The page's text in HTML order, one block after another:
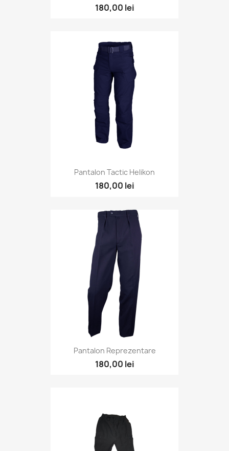
180,00 lei
Pantalon Tactic Helikon
180,00 lei
Pantalon Reprezentare
180,00 lei